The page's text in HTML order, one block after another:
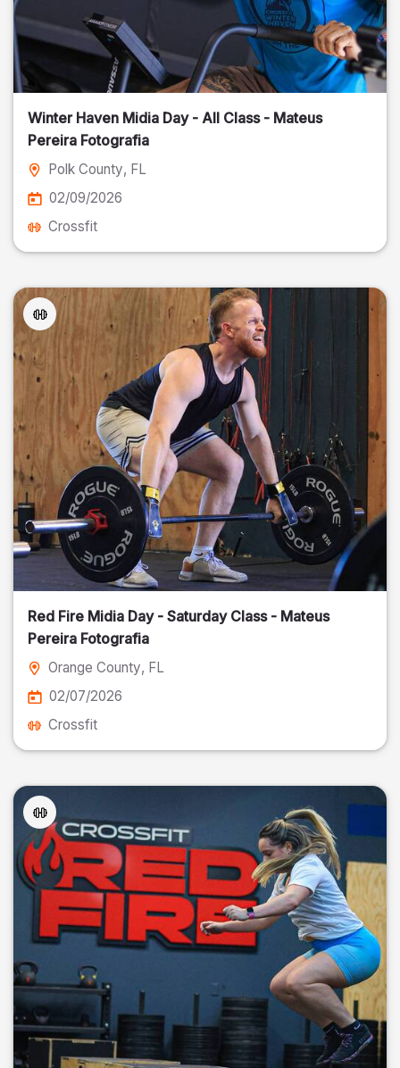
Winter Haven Midia Day - All Class - Mateus
Pereira Fotografia
Polk County, FL
02/09/2026
Crossfit
Red Fire Midia Day - Saturday Class - Mateus
Pereira Fotografia
Orange County, FL
02/07/2026
Crossfit